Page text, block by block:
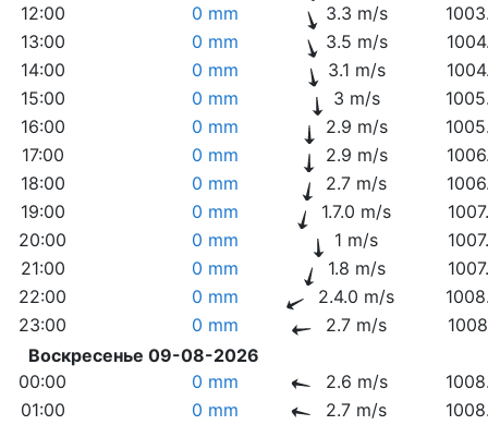
12:00
0 mm 3.3 m/s
13:00
0 mm 3.5 m/s
14:00
0 mm 3.1 m/s
15:00
0 mm 3 m/s
16:00
0 mm 2.9 m/s
17:00
0 mm 2.9 m/s
18:00
0 mm 2.7 m/s
19:00
0 mm 1.7.0 m/s
20:00
0 mm 1 m/s
21:00
0 mm 1.8 m/s
22:00
0 mm 2.4.0 m/s
23:00
0 mm 2.7 m/s
Воскресенье 09-08-2026
00:00
0 mm 2.6 m/s
01:00
0 mm 2.7 m/s